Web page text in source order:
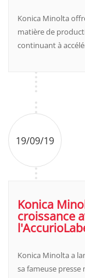
Konica Minolta
matière de
continuant à
19/09/19
Konica
croissance
Konica Minolta a
sa fameuse